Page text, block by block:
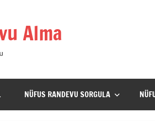
Alma
NÜFUS RANDEVU SORGULA